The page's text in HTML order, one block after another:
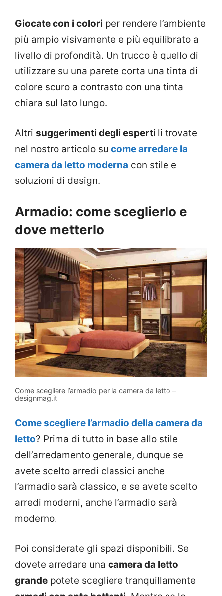
Giocate con i colori per rendere l’ambiente
più ampio visivamente e più equilibrato a
livello di profondità. Un trucco è quello di
utilizzare su una parete corta una tinta di
colore scuro a contrasto con una tinta
chiara sul lato lungo.
Altri suggerimenti degli esperti li trovate
nel nostro articolo su come arredare la
camera da letto moderna con stile e
soluzioni di design.
Armadio: come sceglierlo e
dove metterlo
Come scegliere l’armadio per la camera da letto –
designmag.it
Come scegliere l’armadio della camera da
letto? Prima di tutto in base allo stile
dell’arredamento generale, dunque se
avete scelto arredi classici anche
l’armadio sarà classico, e se avete scelto
arredi moderni, anche l’armadio sarà
moderno.
Poi considerate gli spazi disponibili. Se
dovete arredare una camera da letto
grande potete scegliere tranquillamente